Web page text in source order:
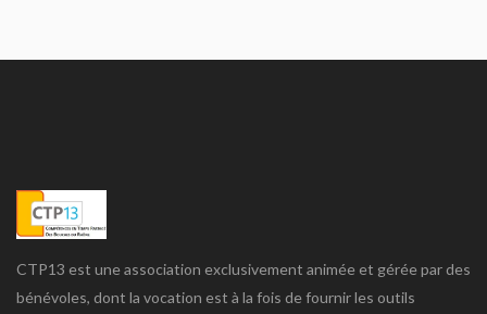
CTP13 est une association exclusivement animée et gérée par des
bénévoles, dont la vocation est à la fois de fournir les outils